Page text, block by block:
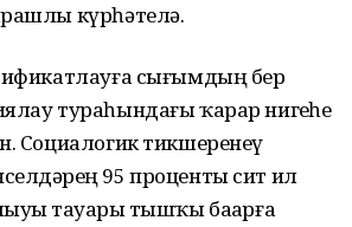
күрһәтелә.
сығымдың бер
тураһындағы ҡарар нигеҙһеҙ
Социалогик тикшеренеү
95 проценты сит ил
тауарҙы тышҡы баҙарға